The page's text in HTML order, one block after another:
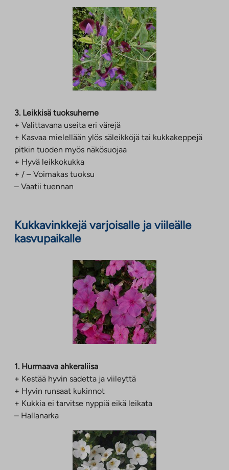
3. Leikkisä tuoksuherne
+ Valittavana useita eri värejä
+ Kasvaa mielellään ylös säleikköjä tai kukkakeppejä
pitkin tuoden myös näkösuojaa
+ Hyvä leikkokukka
+ / – Voimakas tuoksu
– Vaatii tuennan
Kukkavinkkejä varjoisalle ja viileälle
kasvupaikalle
1. Hurmaava ahkeraliisa
+ Kestää hyvin sadetta ja viileyttä
+ Hyvin runsaat kukinnot
+ Kukkia ei tarvitse nyppiä eikä leikata
– Hallanarka